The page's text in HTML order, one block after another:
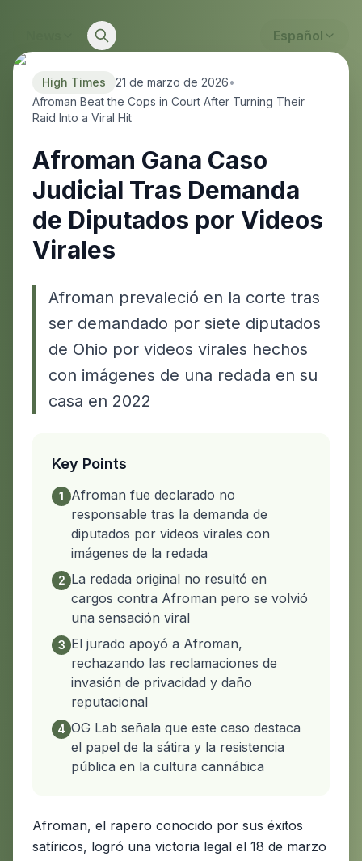
Español
High Times 21 de marzo de 2026•
Afroman Beat the Cops in Court After Turning Their
Raid Into a Viral Hit
Afroman Gana Caso
Judicial Tras Demanda
de Diputados por Videos
Virales
Afroman prevaleció en la corte tras
ser demandado por siete diputados
de Ohio por videos virales hechos
con imágenes de una redada en su
casa en 2022
Key Points
1
Afroman fue declarado no
responsable tras la demanda de
diputados por videos virales con
imágenes de la redada
2 La redada original no resultó en
cargos contra Afroman pero se volvió
una sensación viral
3 El jurado apoyó a Afroman,
rechazando las reclamaciones de
invasión de privacidad y daño
reputacional
4 OG Lab señala que este caso destaca
el papel de la sátira y la resistencia
pública en la cultura cannábica
Afroman, el rapero conocido por sus éxitos
satíricos, logró una victoria legal el 18 de marzo